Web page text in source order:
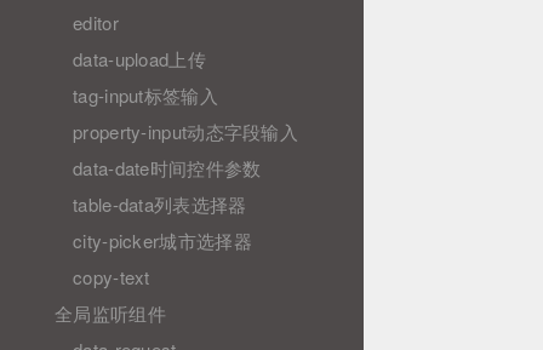
editor
data-upload上传
tag-input标签输入
property-input动态字段输入
data-date时间控件参数
table-data列表选择器
city-picker城市选择器
copy-text
全局监听组件